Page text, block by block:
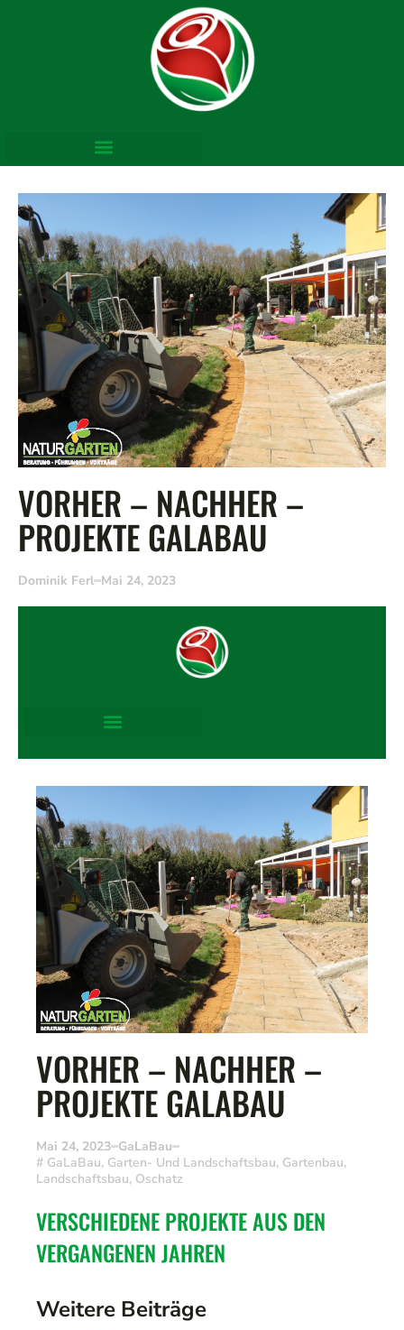
VORHER – NACHHER –
PROJEKTE GALABAU
Dominik Ferl Mai 24, 2023
VORHER – NACHHER –
PROJEKTE GALABAU
Mai 24, 2023 GaLaBau
# GaLaBau, Garten- Und Landschaftsbau, Gartenbau,
Landschaftsbau, Oschatz
VERSCHIEDENE PROJEKTE AUS DEN
VERGANGENEN JAHREN
Weitere Beiträge